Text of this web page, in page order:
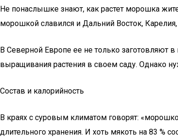
Не понаслышке знают, как растет морошка
морошкой славился и Дальний Восток,
В Северной Европе ее не только заготовляют
выращивания растения в своем саду. Однако
Состав и калорийность
В краях с суровым климатом говорят:
длительного хранения. И хоть мякоть на 83 %